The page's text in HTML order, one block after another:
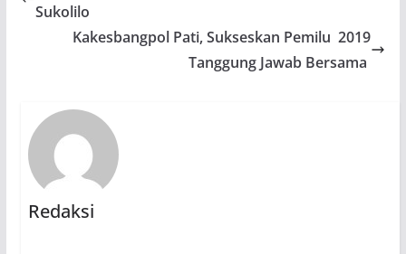
Sukolilo
Kakesbangpol Pati, Sukseskan Pemilu 2019
Tanggung Jawab Bersama
Redaksi